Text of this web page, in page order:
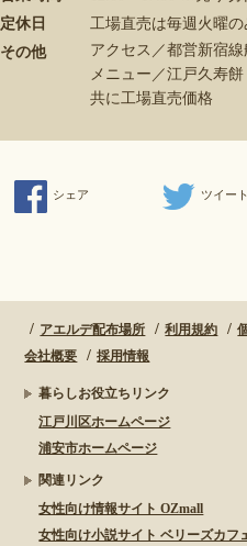
定休日
工場直売は毎週火曜の
その他
アクセス／都営新宿
メニュー／江戸久寿
共に工場直売価格
シェア ツイート
アエルデ配布場所 利用規約
会社概要
採用情報
暮らしお役立ちリンク
江戸川区ホームページ
浦安市ホームページ
関連リンク
女性向け情報サイト OZmall
女性向け小説サイト ベリーズカフ